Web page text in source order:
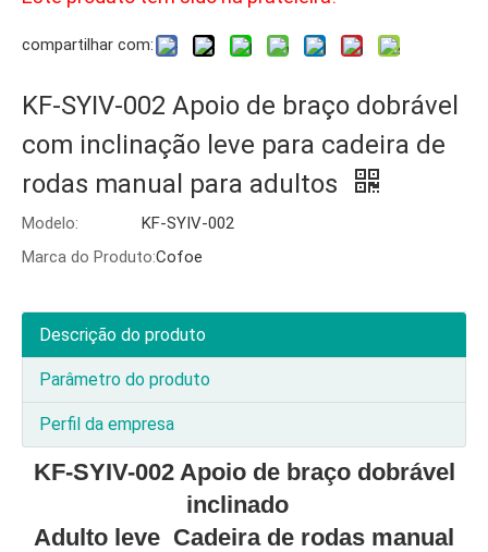
compartilhar com:
KF-SYIV-002 Apoio de braço dobrável
com inclinação leve para cadeira de
rodas manual para adultos
Modelo:
KF-SYIV-002
Marca do Produto:Cofoe
Descrição do produto
Parâmetro do produto
Perfil da empresa
KF-SYIV-002 Apoio de braço dobrável
inclinado
Adulto leve Cadeira de rodas manual